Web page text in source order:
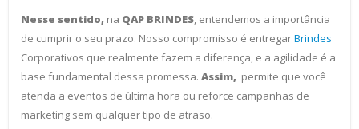
Nesse sentido, na QAP BRINDES , entendemos a importância
de cumprir o seu prazo. Nosso compromisso é entregarBrindes
Corporativos que realmente fazem a diferença, e a agilidade é a
base fundamental dessa promessa. Assim, permite que você
atenda a eventos de última hora ou reforce campanhas de
marketing sem qualquer tipo de atraso.